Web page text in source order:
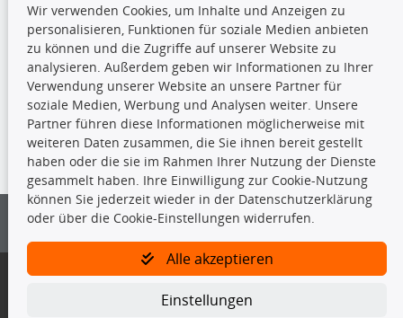
TecDoc Inside
Die hier angezeigten Daten insbesondere die gesamte Datenbank dürfen
nicht kopiert werden.
Es ist zu unterlassen, die Daten oder die gesamte Datenbank ohne
vorherige Zustimmung von TecDoc zu vervielfältigen, zu verbreiten
und/oder diese Handlungen durch Dritte ausführen zu lassen. Ein
Bitte prüfen Sie, ob das über unseren Onlineshop identifizierte Ersatzteil
Gegebenenfalls sind ergänzende Informationen notwendig, um
Wir verwenden Cookies, um Inhalte und Anzeigen zu
personalisieren, Funktionen für soziale Medien anbieten
zu können und die Zugriffe auf unserer Website zu
analysieren. Außerdem geben wir Informationen zu Ihrer
Verwendung unserer Website an unsere Partner für
soziale Medien, Werbung und Analysen weiter. Unsere
Partner führen diese Informationen möglicherweise mit
weiteren Daten zusammen, die Sie ihnen bereit gestellt
haben oder die sie im Rahmen Ihrer Nutzung der Dienste
gesammelt haben. Ihre Einwilligung zur Cookie-Nutzung
können Sie jederzeit wieder in der Datenschutzerklärung
oder über die Cookie-Einstellungen widerrufen.
Alle akzeptieren
Einstellungen